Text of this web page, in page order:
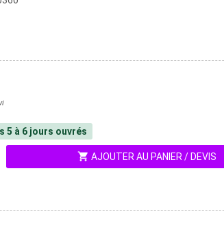
5 à 6 jours ouvrés
shopping_cart AJOUTER AU PANIER / DEVIS